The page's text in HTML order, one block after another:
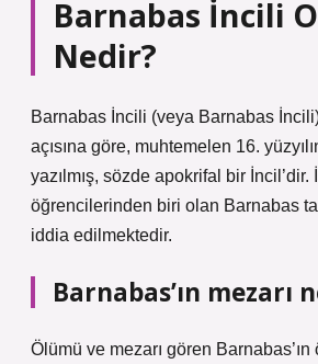
Barnabas İncili
Nedir?
Barnabas İncili (veya Barnabas
açısına göre, muhtemelen 16.
yazılmış, sözde apokrifal bir İncil’dir.
öğrencilerinden biri olan Barnabas
iddia edilmektedir.
Barnabas’ın mezarı
Ölümü ve mezarı gören